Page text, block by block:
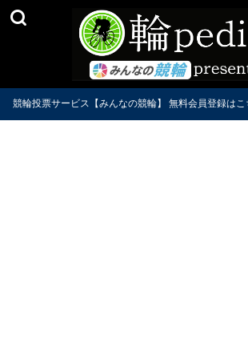
競輪投票サービス【みんなの競輪】 無料会員登録はこ